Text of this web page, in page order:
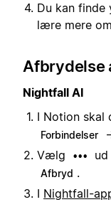
Du kan finde
lære mere
Afbrydelse
Nightfall AI
I Notion skal
Forbindelser
Vælg
•••
Afbryd .
I Nightfall-